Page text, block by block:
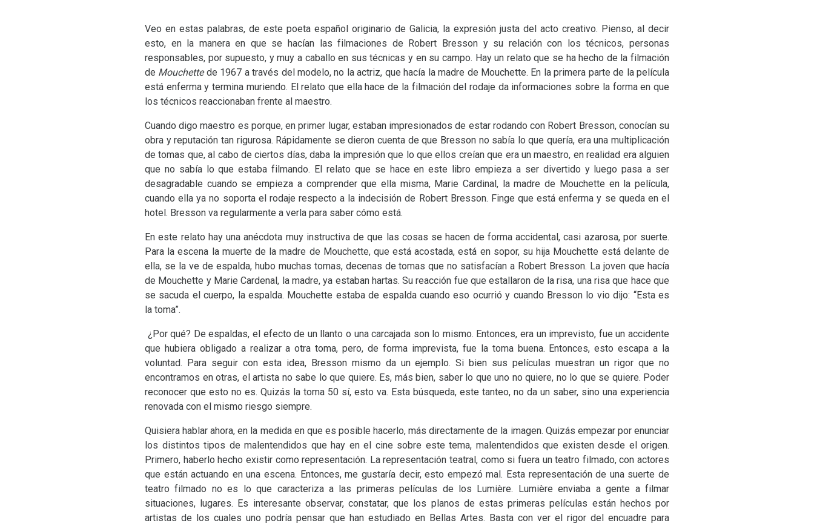
Veo en estas palabras, de este poeta español originario de Galicia, la expresión justa del acto creativo. Pienso, al decir
esto, en la manera en que se hacían las filmaciones de Robert Bresson y su relación con los técnicos, personas
responsables, por supuesto, y muy a caballo en sus técnicas y en su campo. Hay un relato que se ha hecho de la filmación
de Mouchettede 1967 a través del modelo, no la actriz, que hacía la madre de Mouchette. En la primera parte de la película
está enferma y termina muriendo. El relato que ella hace de la filmación del rodaje da informaciones sobre la forma en que
los técnicos reaccionaban frente al maestro.
Cuando digo maestro es porque, en primer lugar, estaban impresionados de estar rodando con Robert Bresson, conocían su
obra y reputación tan rigurosa. Rápidamente se dieron cuenta de que Bresson no sabía lo que quería, era una multiplicación
de tomas que, al cabo de ciertos días, daba la impresión que lo que ellos creían que era un maestro, en realidad era alguien
que no sabía lo que estaba filmando. El relato que se hace en este libro empieza a ser divertido y luego pasa a ser
desagradable cuando se empieza a comprender que ella misma, Marie Cardinal, la madre de Mouchette en la película,
cuando ella ya no soporta el rodaje respecto a la indecisión de Robert Bresson. Finge que está enferma y se queda en el
hotel. Bresson va regularmente a verla para saber cómo está.
En este relato hay una anécdota muy instructiva de que las cosas se hacen de forma accidental, casi azarosa, por suerte.
Para la escena la muerte de la madre de Mouchette, que está acostada, está en sopor, su hija Mouchette está delante de
ella, se la ve de espalda, hubo muchas tomas, decenas de tomas que no satisfacían a Robert Bresson. La joven que hacía
de Mouchette y Marie Cardenal, la madre, ya estaban hartas. Su reacción fue que estallaron de la risa, una risa que hace que
se sacuda el cuerpo, la espalda. Mouchette estaba de espalda cuando eso ocurrió y cuando Bresson lo vio dijo: “Esta es
la toma”.
¿Por qué? De espaldas, el efecto de un llanto o una carcajada son lo mismo. Entonces, era un imprevisto, fue un accidente
que hubiera obligado a realizar a otra toma, pero, de forma imprevista, fue la toma buena. Entonces, esto escapa a la
voluntad. Para seguir con esta idea, Bresson mismo da un ejemplo. Si bien sus películas muestran un rigor que no
encontramos en otras, el artista no sabe lo que quiere. Es, más bien, saber lo que uno no quiere, no lo que se quiere. Poder
reconocer que esto no es. Quizás la toma 50 sí, esto va. Esta búsqueda, este tanteo, no da un saber, sino una experiencia
renovada con el mismo riesgo siempre.
Quisiera hablar ahora, en la medida en que es posible hacerlo, más directamente de la imagen. Quizás empezar por enunciar
los distintos tipos de malentendidos que hay en el cine sobre este tema, malentendidos que existen desde el origen.
Primero, haberlo hecho existir como representación. La representación teatral, como si fuera un teatro filmado, con actores
que están actuando en una escena. Entonces, me gustaría decir, esto empezó mal. Esta representación de una suerte de
teatro filmado no es lo que caracteriza a las primeras películas de los Lumière. Lumière enviaba a gente a filmar
situaciones, lugares. Es interesante observar, constatar, que los planos de estas primeras películas están hechos por
artistas de los cuales uno podría pensar que han estudiado en Bellas Artes. Basta con ver el rigor del encuadre para